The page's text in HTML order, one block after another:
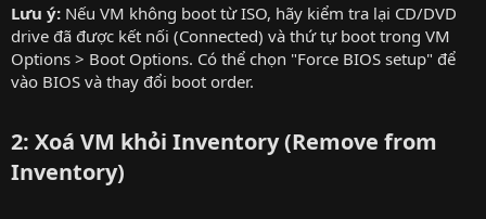
Lưu ý: Nếu VM không boot từ ISO, hãy kiểm tra lại CD/DVD
drive đã được kết nối (Connected) và thứ tự boot trong VM
Options > Boot Options. Có thể chọn "Force BIOS setup" để
vào BIOS và thay đổi boot order.
2: Xoá VM khỏi Inventory (Remove from
Inventory)